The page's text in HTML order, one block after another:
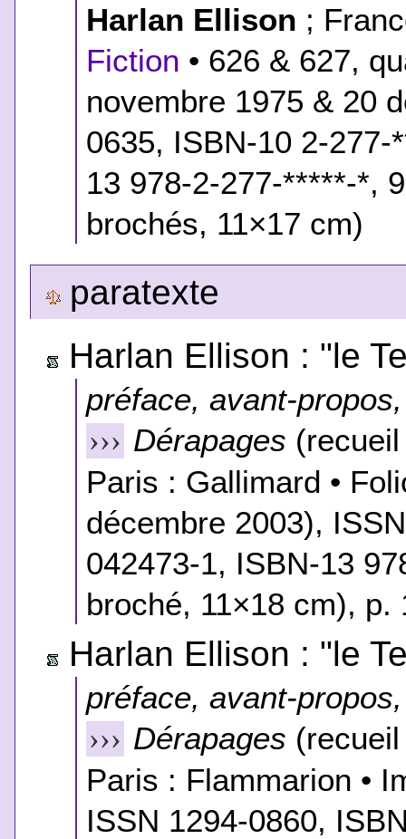
Harlan Ellison ;
Fiction • 626 & 627,
novembre 1975 & 20
0635, ISBN-10 2-
13 978-2-277-*****-*,
brochés, 11×17 cm)
paratexte
Harlan Ellison : "le
préface, avant-
››› Dérapages
Paris : Gallimard •
décembre 2003),
042473-1, ISBN-13
broché, 11×18 cm), p.
Harlan Ellison : "le
préface, avant-
››› Dérapages
Paris : Flammarion •
ISSN 1294-0860,